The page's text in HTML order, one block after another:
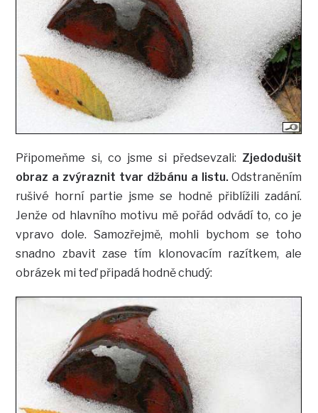
Připomeňme si, co jsme si předsevzali: Zjedodušit
obraz a zvýraznit tvar džbánu a listu. Odstraněním
rušivé horní partie jsme se hodně přiblížili zadání.
Jenže od hlavního motivu mě pořád odvádí to, co je
vpravo dole. Samozřejmě, mohli bychom se toho
snadno zbavit zase tím klonovacím razítkem, ale
obrázek mi teď připadá hodně chudý: